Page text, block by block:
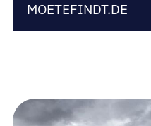
MOETEFINDT.DE